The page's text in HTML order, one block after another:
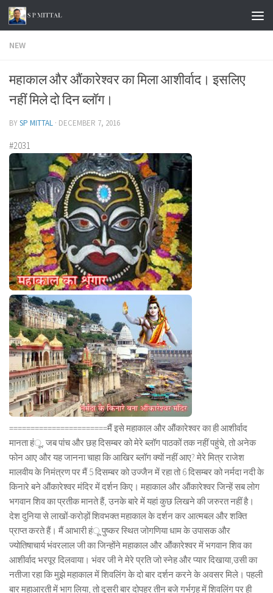
Skip to content
NEW
महाकाल और औंकारेश्वर का मिला आशीर्वाद। इसलिए
नहीं मिले दो दिन ब्लॉग।
BYSP MITTAL · DECEMBER 7, 2016
#2031
=======================मैं इसे महाकाल और औंकारेश्वर का ही आशीर्वाद
मानता हंू, जब पांच और छह दिसम्बर को मेरे ब्लॉग पाठकों तक नहीं पहुंचे, तो अनेक
फोन आए और यह जानना चाहा कि आखिर ब्लॉग क्यों नहीं आए? मेरे मित्र राजेश
मालवीय के निमंत्रण पर मैं 5 दिसम्बर को उज्जैन में रहा तो 6 दिसम्बर को नर्मदा नदी के
किनारे बने औंकारेश्वर मंदिर में दर्शन किए। महाकाल और औंकारेश्वर जिन्हें सब लोग
भगवान शिव का प्रतीक मानते हैं, उनके बारे में यहां कुछ लिखने की जरुरत नहीं है।
देश दुनिया से लाखों-करोड़ों शिवभक्त महाकाल के दर्शन कर आत्मबल और शक्ति
प्राप्त करते हैं। मैं आभारी हंू पुष्कर स्थित जोगणिया धाम के उपासक और
ज्योतिषाचार्य भंवरलाल जी का जिन्होंने महाकाल और औंकारेश्वर में भगवान शिव का
आशीर्वाद भरपूर दिलवाया। भंवर जी ने मेरे प्रति जो स्नेह और प्यार दिखाया,उसी का
नतीजा रहा कि मुझे महाकाल में शिवलिंग के दो बार दर्शन करने के अवसर मिले। पहली
बार महाआरती में भाग लिया, तो दूसरी बार दोपहर तीन बजे गर्भगृह में शिवलिंग पर ही